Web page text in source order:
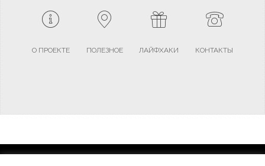
О ПРОЕКТЕ ПОЛЕЗНОЕ ЛАЙФХАКИ КОНТАКТЫ